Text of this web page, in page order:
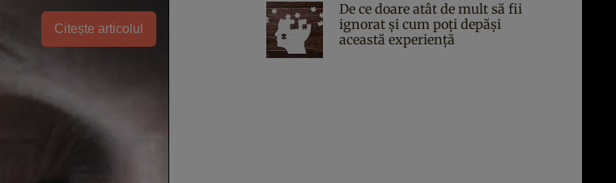
Citește articolul
De ce doare atât de mult să fii
ignorat și cum poți depăși
această experiență